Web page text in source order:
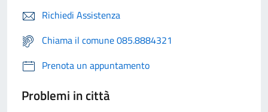
Richiedi Assistenza
Chiama il comune 085.8884321
Prenota un appuntamento
Problemi in città